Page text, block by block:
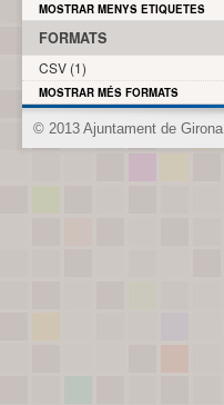
MOSTRAR MENYS ETIQUETES
FORMATS
CSV (1)
MOSTRAR MÉS FORMATS
© 2013 Ajuntament de Girona